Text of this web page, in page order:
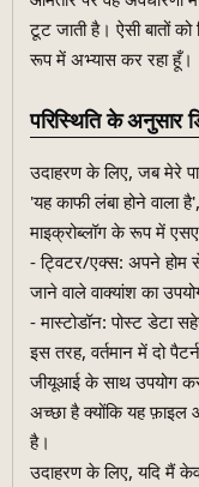
टूट जाती है। ऐसी बातों
रूप में अभ्यास कर रहा हूँ।
परिस्थिति के अनुसार
उदाहरण के लिए, जब मेरे
'यह काफी लंबा होने वाला
माइक्रोब्लॉग के रूप में
- ट्विटर/एक्स: अपने
जाने वाले वाक्यांश का
- मास्टोडॉन: पोस्ट
इस तरह, वर्तमान में दो
जीयूआई के साथ उपयोग
अच्छा है क्योंकि यह
है।
उदाहरण के लिए, यदि मैं